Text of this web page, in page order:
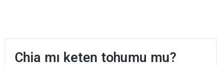
Chia mı keten tohumu mu?